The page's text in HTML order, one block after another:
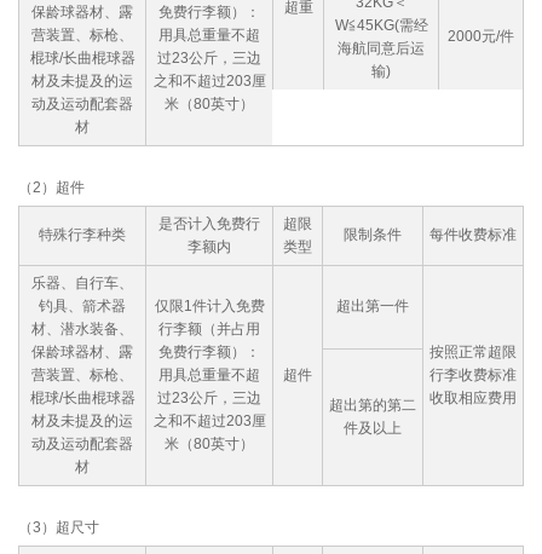
保龄球器材、露
营装置、标枪、
棍球/长曲棍球器
材及未提及的运
动及运动配套器
材
免费行李额）：
用具总重量不超
过23公斤，三边
之和不超过203厘
米（80英寸）
超重
W≦45KG(需经
海航同意后运
输)
2000元/件
（2）超件
特殊行李种类
是否计入免费行
李额内
超限
类型
限制条件 每件收费标准
乐器、自行车、
钓具、箭术器
材、潜水装备、
保龄球器材、露
营装置、标枪、
棍球/长曲棍球器
材及未提及的运
动及运动配套器
材
仅限1件计入免费
行李额（并占用
免费行李额）：
用具总重量不超
过23公斤，三边
之和不超过203厘
米（80英寸）
超件
超出第一件
按照正常超限
行李收费标准
收取相应费用
超出第的第二
件及以上
（3）超尺寸